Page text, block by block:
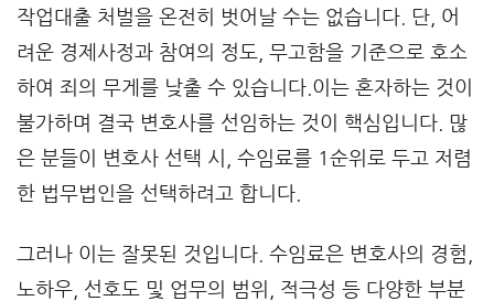
작업대출 처벌을 온전히 벗어날 수는 없습니다. 단, 어
려운 경제사정과 참여의 정도, 무고함을 기준으로 호소
하여 죄의 무게를 낮출 수 있습니다.이는 혼자하는 것이
불가하며 결국 변호사를 선임하는 것이 핵심입니다. 많
은 분들이 변호사 선택 시, 수임료를 1순위로 두고 저렴
한 법무법인을 선택하려고 합니다.
그러나 이는 잘못된 것입니다. 수임료은 변호사의 경험,
노하우, 선호도 및 업무의 범위, 적극성 등 다양한 부분